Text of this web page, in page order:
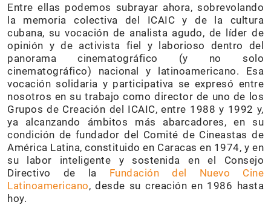
Entre ellas podemos subrayar ahora, sobrevolando
la memoria colectiva del ICAIC y de la cultura
cubana, su vocación de analista agudo, de líder de
opinión y de activista fiel y laborioso dentro del
panorama cinematográfico (y no solo
cinematográfico) nacional y latinoamericano. Esa
vocación solidaria y participativa se expresó entre
nosotros en su trabajo como director de uno de los
Grupos de Creación del ICAIC, entre 1988 y 1992 y,
ya alcanzando ámbitos más abarcadores, en su
condición de fundador del Comité de Cineastas de
América Latina, constituido en Caracas en 1974, y en
su labor inteligente y sostenida en el Consejo
Directivo de la Fundación del Nuevo Cine
Latinoamericano, desde su creación en 1986 hasta
hoy.